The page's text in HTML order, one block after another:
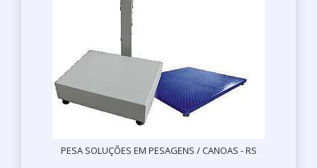
PESA SOLUÇÕES EM PESAGENS / CANOAS - RS